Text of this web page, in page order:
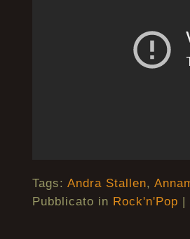
Tags: Andra Stallen,
Pubblicato in Rock'n'Pop |